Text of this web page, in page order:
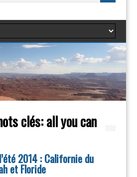
clés:all you can
2014 : Californie du
et Floride